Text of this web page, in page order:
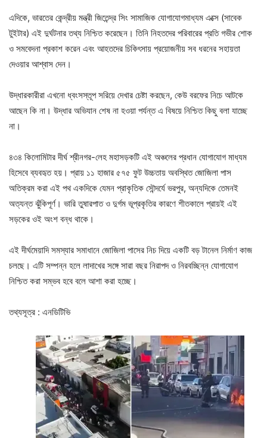
এদিকে, ভারতের কেন্দ্রীয় মন্ত্রী জিতেন্দ্র সিং সামাজিক যোগাযোগমাধ্যম এক্সে (সাবেক
টুইটার) এই দুর্ঘটনার তথ্য নিশ্চিত করেছেন। তিনি নিহতদের পরিবারের প্রতি গভীর শোক
ও সমবেদনা প্রকাশ করেন এবং আহতদের চিকিৎসায় প্রয়োজনীয় সব ধরনের সহায়তা
দেওয়ার আশ্বাস দেন।
উদ্ধারকারীরা এখনো ধ্বংসস্তূপ সরিয়ে দেখার চেষ্টা করছেন, কেউ বরফের নিচে আটকে
আছেন কি না। উদ্ধার অভিযান শেষ না হওয়া পর্যন্ত এ বিষয়ে নিশ্চিত কিছু বলা যাচ্ছে
না।
৪৩৪ কিলোমিটার দীর্ঘ শ্রীনগর-লেহ মহাসড়কটি এই অঞ্চলের প্রধান যোগাযোগ মাধ্যম
হিসেবে ব্যবহৃত হয়। প্রায় ১১ হাজার ৫৭৫ ফুট উচ্চতায় অবস্থিত জোজিলা পাস
অতিক্রম করা এই পথ একদিকে যেমন প্রাকৃতিক সৌন্দর্যে ভরপুর, অন্যদিকে তেমনই
অত্যন্ত ঝুঁকিপূর্ণ। ভারি তুষারপাত ও দুর্গম ভূপ্রকৃতির কারণে শীতকালে প্রায়ই এই
সড়কের ওই অংশ বন্ধ থাকে।
এই দীর্ঘমেয়াদি সমস্যার সমাধানে জোজিলা পাসের নিচ দিয়ে একটি বড় টানেল নির্মাণ কাজ
চলছে। এটি সম্পন্ন হলে লাদাখের সঙ্গে সারা বছর নিরাপদ ও নিরবচ্ছিন্ন যোগাযোগ
নিশ্চিত করা সম্ভব হবে বলে আশা করা হচ্ছে।
তথ্যসূত্র : এনডিটিভি